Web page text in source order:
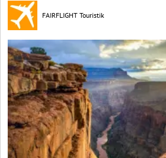
FAIRFLIGHT Touristik